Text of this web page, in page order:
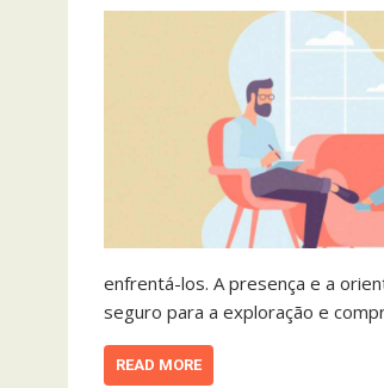
enfrentá-los. A presença e a
seguro para a exploração e
READ MORE